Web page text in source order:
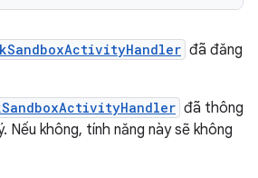
đã đăng
đã thông
Nếu không, tính năng này sẽ không